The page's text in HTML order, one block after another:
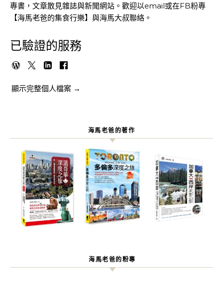
專書，文章散見雜誌與新聞網站。歡迎以email或在FB粉專
【海馬老爸的集食行樂】與海馬大叔聯絡。
已驗證的服務
顯示完整個人檔案 →
海馬老爸的著作
海馬老爸的粉專